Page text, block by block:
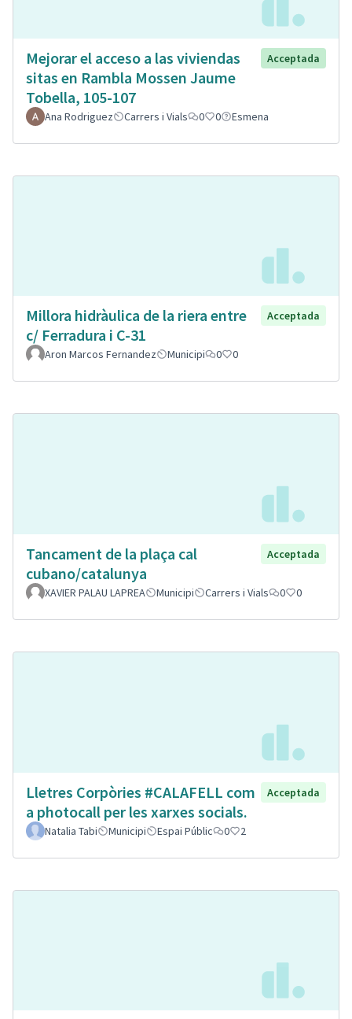
Mejorar el acceso a las viviendas
sitas en Rambla Mossen Jaume
Tobella, 105-107
Acceptada
Ana Rodriguez Carrers i Vials 0 0 Esmena
Millora hidràulica de la riera entre
c/ Ferradura i C-31
Acceptada
Aron Marcos Fernandez Municipi 0 0
Tancament de la plaça cal
cubano/catalunya
Acceptada
XAVIER PALAU LAPREA Municipi Carrers i Vials 0 0
Lletres Corpòries #CALAFELL com
a photocall per les xarxes socials.
Acceptada
Natalia Tabi Municipi Espai Públic 0 2